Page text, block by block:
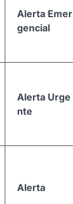
Alerta Emer
gencial
Alerta Urge
nte
Alerta